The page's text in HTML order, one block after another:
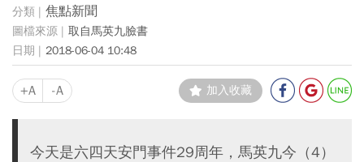
焦點新聞
取自馬英九臉書
2018-06-04 10:48
+A -A 加入收藏
今天是六四天安門事件29周年，馬英九今（4）